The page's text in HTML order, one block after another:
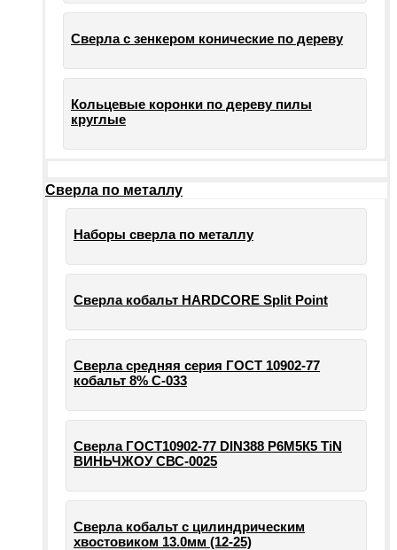
Сверла с зенкером конические по дереву
Кольцевые коронки по дереву пилы
круглые
Сверла по металлу
Наборы сверла по металлу
Сверла кобальт HARDCORE Split Point
Сверла средняя серия ГОСТ 10902-77
кобальт 8% С-033
Сверла ГОСТ10902-77 DIN388 Р6М5К5 TiN
ВИНЬЧЖОУ СВС-0025
Сверла кобальт с цилиндрическим
хвостовиком 13.0мм (12-25)